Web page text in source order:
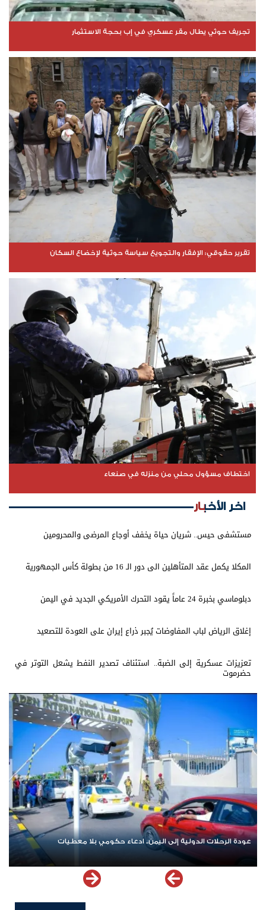
تجريف حوثي يطال مقر عسكري في إب بحجة الاستثمار
تقرير حقوقي: الإفقار والتجويع سياسة حوثية لإخضاع السكان
اختطاف مسؤول محلي من منزله في صنعاء
اخر الأخبار
مستشفى حيس.. شريان حياة يخفف أوجاع المرضى والمحرومين
المكلا يكمل عقد المتأهلين الى دور الـ 16 من بطولة كأس الجمهورية
دبلوماسي بخبرة 24 عاماً يقود التحرك الأمريكي الجديد في اليمن
إغلاق الرياض لباب المفاوضات يُجبر ذراع إيران على العودة للتصعيد
تعزيزات عسكرية إلى الضبة.. استئناف تصدير النفط يشعل التوتر في
حضرموت
عودة الرحلات الدولية إلى اليمن.. ادعاء حكومي بلا معطيات